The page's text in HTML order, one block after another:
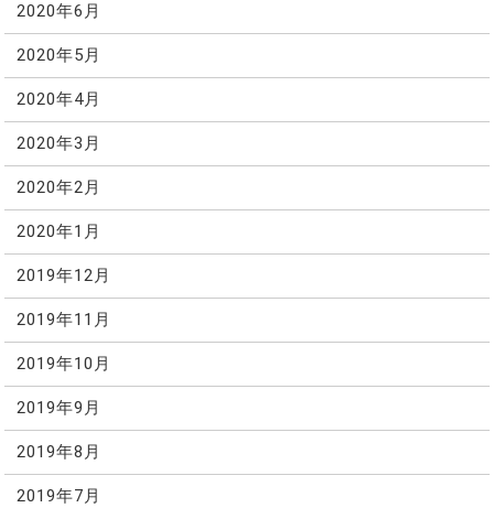
2020年6月
2020年5月
2020年4月
2020年3月
2020年2月
2020年1月
2019年12月
2019年11月
2019年10月
2019年9月
2019年8月
2019年7月